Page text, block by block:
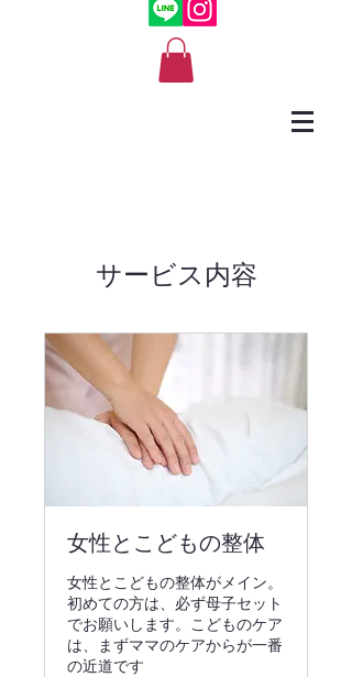
サービス内容
女性とこどもの整体
女性とこどもの整体がメイン。
初めての方は、必ず母子セット
でお願いします。こどものケア
は、まずママのケアからが一番
の近道です